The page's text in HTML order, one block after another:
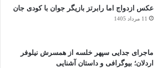
عکس ازدواج اما رابرتز بازیگر جوان با کودی جان
11 مرداد 1405
ماجرای جدایی سپهر خلسه از همسرش نیلوفر
اردلان؛ بیوگرافی و داستان آشنایی